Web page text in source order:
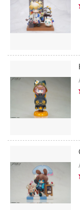
& STOCKING with
コンプレックス
ッツ